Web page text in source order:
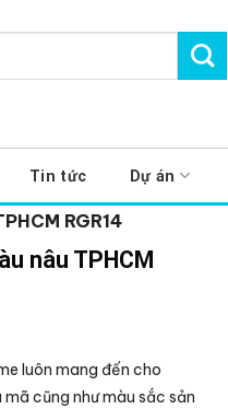
Tin tức Dự án
RGR14
nâu TPHCM
luôn mang đến cho
cũng như màu sắc sản